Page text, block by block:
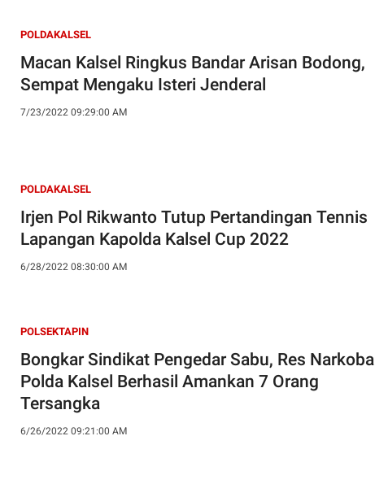
POLDAKALSEL
Macan Kalsel Ringkus Bandar Arisan Bodong,
Sempat Mengaku Isteri Jenderal
7/23/2022 09:29:00 AM
POLDAKALSEL
Irjen Pol Rikwanto Tutup Pertandingan Tennis
Lapangan Kapolda Kalsel Cup 2022
6/28/2022 08:30:00 AM
POLSEKTAPIN
Bongkar Sindikat Pengedar Sabu, Res Narkoba
Polda Kalsel Berhasil Amankan 7 Orang
Tersangka
6/26/2022 09:21:00 AM